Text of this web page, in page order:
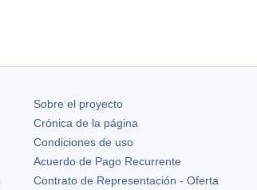
Sobre el proyecto
Crónica de la página
Condiciones de uso
Acuerdo de Pago Recurrente
Contrato de Representación - Oferta